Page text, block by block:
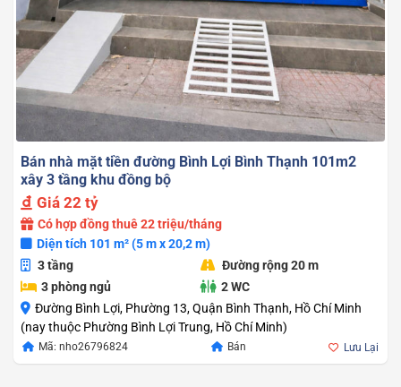
Bán nhà mặt tiền đường Bình Lợi Bình Thạnh 101m2
xây 3 tầng khu đồng bộ
Giá 22 tỷ
Có hợp đồng thuê 22 triệu/tháng
Diện tích 101 m² (5 m x 20,2 m)
3 tầng
Đường rộng 20 m
3 phòng ngủ
2 WC
Đường Bình Lợi, Phường 13, Quận Bình Thạnh, Hồ Chí Minh
(nay thuộc Phường Bình Lợi Trung, Hồ Chí Minh)
Mã: nho26796824 Bán Lưu Lại